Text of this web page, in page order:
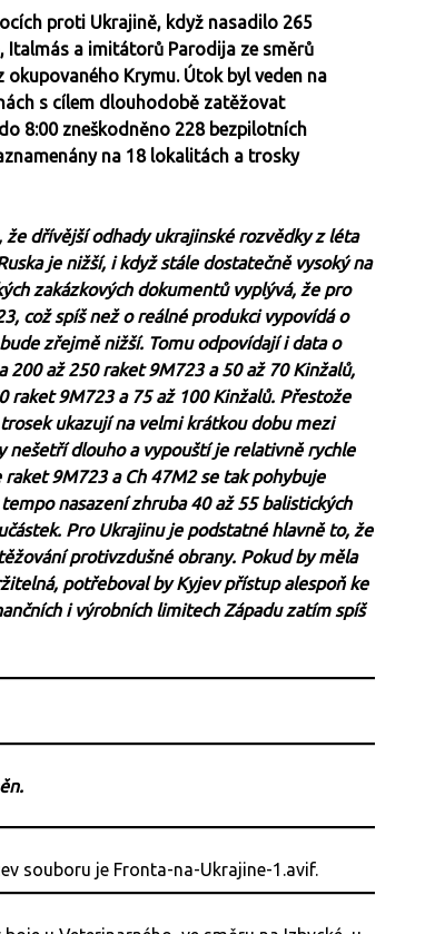
proti Ukrajině, když nasadilo 265
Italmás a imitátorů Parodija ze směrů
Krymu. Útok byl veden na
s cílem dlouhodobě zatěžovat
8:00 zneškodněno 228 bezpilotních
na 18 lokalitách a trosky
dřívější odhady ukrajinské rozvědky z léta
je nižší, i když stále dostatečně vysoký na
zakázkových dokumentů vyplývá, že pro
což spíš než o reálné produkci vypovídá o
zřejmě nižší. Tomu odpovídají i data o
200 až 250 raket 9M723 a 50 až 70 Kinžalů,
raket 9M723 a 75 až 100 Kinžalů. Přestože
ukazují na velmi krátkou dobu mezi
nešetří dlouho a vypouští je relativně rychle
9M723 a Ch 47M2 se tak pohybuje
nasazení zhruba 40 až 55 balistických
Pro Ukrajinu je podstatné hlavně to, že
protivzdušné obrany. Pokud by měla
potřeboval by Kyjev přístup alespoň ke
i výrobních limitech Západu zatím spíš